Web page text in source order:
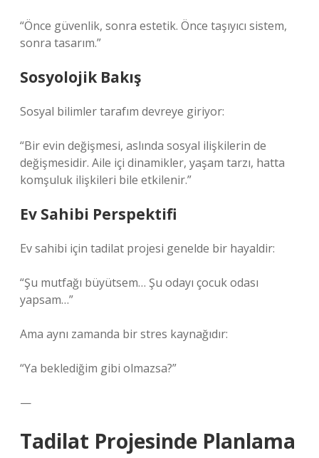
“Önce güvenlik, sonra estetik. Önce taşıyıcı sistem,
sonra tasarım.”
Sosyolojik Bakış
Sosyal bilimler tarafım devreye giriyor:
“Bir evin değişmesi, aslında sosyal ilişkilerin de
değişmesidir. Aile içi dinamikler, yaşam tarzı, hatta
komşuluk ilişkileri bile etkilenir.”
Ev Sahibi Perspektifi
Ev sahibi için tadilat projesi genelde bir hayaldir:
“Şu mutfağı büyütsem… Şu odayı çocuk odası
yapsam…”
Ama aynı zamanda bir stres kaynağıdır:
“Ya beklediğim gibi olmazsa?”
—
Tadilat Projesinde Planlama